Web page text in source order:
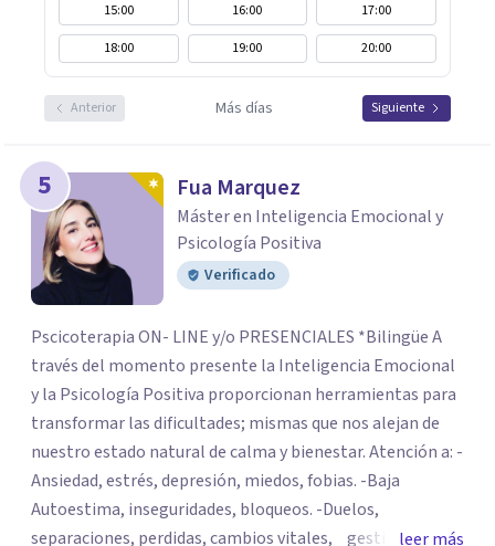
15:00 16:00
17:00
18:00
19:00 20:00
Anterior Más días Siguiente
5 Fua Marquez
Máster en Inteligencia Emocional y
Psicología Positiva
Verificado
Pscicoterapia ON- LINE y/o PRESENCIALES *Bilingüe A
través del momento presente la Inteligencia Emocional
y la Psicología Positiva proporcionan herramientas para
transformar las dificultades; mismas que nos alejan de
nuestro estado natural de calma y bienestar. Atención a: -
Ansiedad, estrés, depresión, miedos, fobias. -Baja
Autoestima, inseguridades, bloqueos. -Duelos,
separaciones, perdidas, cambios vitales, gestión deleer más